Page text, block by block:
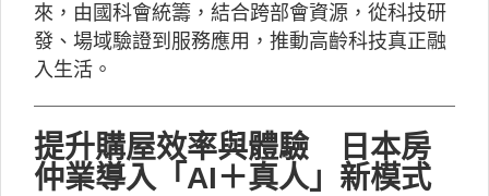
來，由國科會統籌，結合跨部會資源，從科技研
發、場域驗證到服務應用，推動高齡科技真正融
入生活。
提升購屋效率與體驗 日本房
仲業導入「AI＋真人」新模式